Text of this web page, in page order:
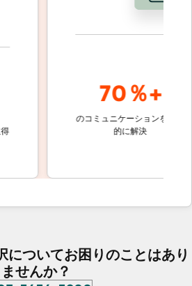
70％+
のコミュニケーションを自動
的に解決
についてお困りのことはあり
ませんか？